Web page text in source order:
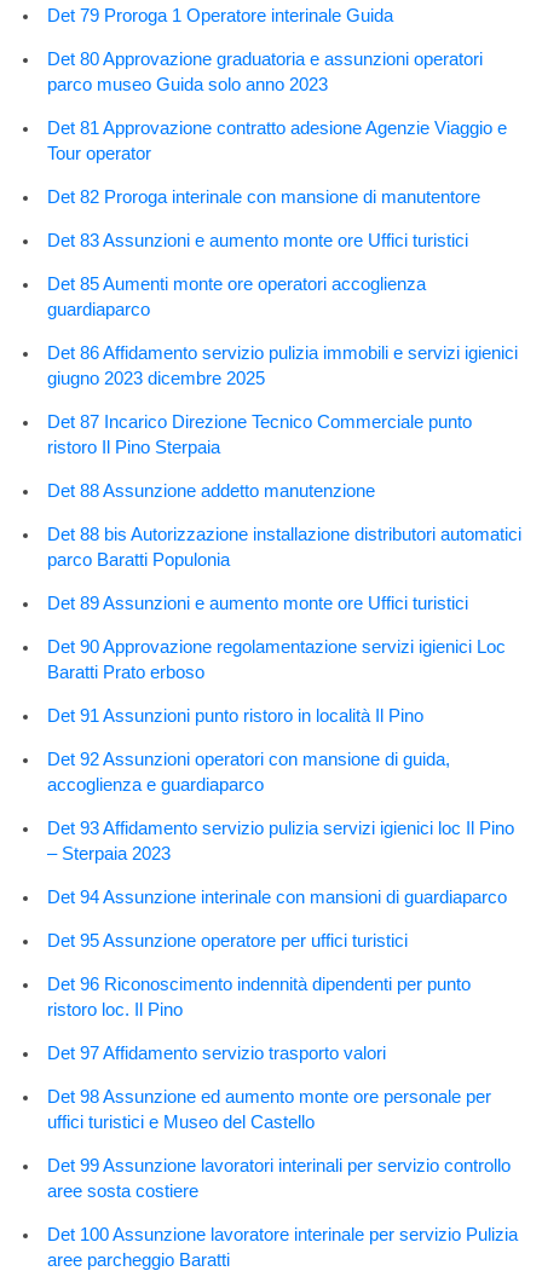
Det 79 Proroga 1 Operatore interinale Guida
Det 80 Approvazione graduatoria e assunzioni operatori
parco museo Guida solo anno 2023
Det 81 Approvazione contratto adesione Agenzie Viaggio e
Tour operator
Det 82 Proroga interinale con mansione di manutentore
Det 83 Assunzioni e aumento monte ore Uffici turistici
Det 85 Aumenti monte ore operatori accoglienza
guardiaparco
Det 86 Affidamento servizio pulizia immobili e servizi igienici
giugno 2023 dicembre 2025
Det 87 Incarico Direzione Tecnico Commerciale punto
ristoro Il Pino Sterpaia
Det 88 Assunzione addetto manutenzione
Det 88 bis Autorizzazione installazione distributori automatici
parco Baratti Populonia
Det 89 Assunzioni e aumento monte ore Uffici turistici
Det 90 Approvazione regolamentazione servizi igienici Loc
Baratti Prato erboso
Det 91 Assunzioni punto ristoro in località Il Pino
Det 92 Assunzioni operatori con mansione di guida,
accoglienza e guardiaparco
Det 93 Affidamento servizio pulizia servizi igienici loc Il Pino
– Sterpaia 2023
Det 94 Assunzione interinale con mansioni di guardiaparco
Det 95 Assunzione operatore per uffici turistici
Det 96 Riconoscimento indennità dipendenti per punto
ristoro loc. Il Pino
Det 97 Affidamento servizio trasporto valori
Det 98 Assunzione ed aumento monte ore personale per
uffici turistici e Museo del Castello
Det 99 Assunzione lavoratori interinali per servizio controllo
aree sosta costiere
Det 100 Assunzione lavoratore interinale per servizio Pulizia
aree parcheggio Baratti